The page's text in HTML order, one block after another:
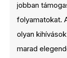
jobban
folyamatokat.
olyan
marad